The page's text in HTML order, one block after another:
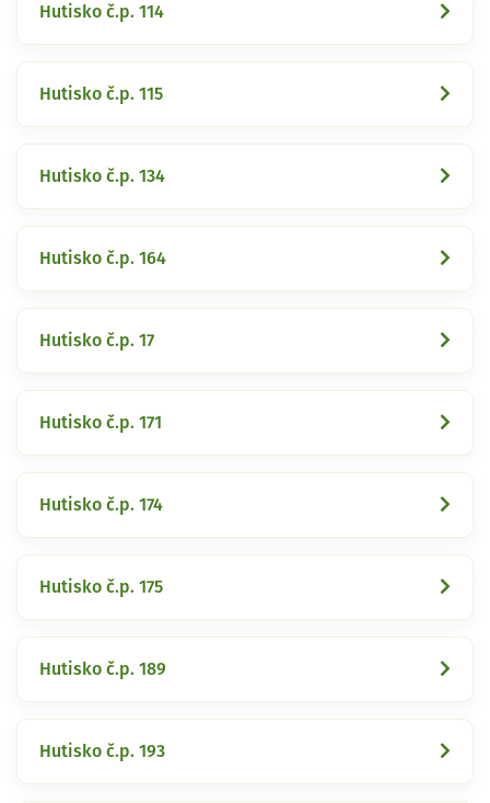
Hutisko č.p. 114
Hutisko č.p. 115
Hutisko č.p. 134
Hutisko č.p. 164
Hutisko č.p. 17
Hutisko č.p. 171
Hutisko č.p. 174
Hutisko č.p. 175
Hutisko č.p. 189
Hutisko č.p. 193